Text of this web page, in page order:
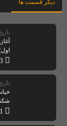
دیگر قسمت ها
اول) 10 اردیبهشت
شکست